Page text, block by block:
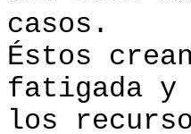
casos.
Éstos
fatigada y
los